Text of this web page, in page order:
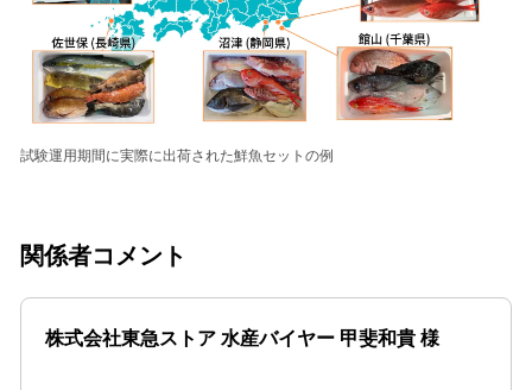
試験運⽤期間に実際に出荷された鮮⿂セットの例
関係者コメント
株式会社東急ストア 水産バイヤー 甲斐和貴 様